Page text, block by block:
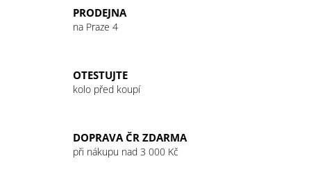
v
ý
p
PRODEJNA
na Praze 4
OTESTUJTE
kolo před koupí
DOPRAVA ČR ZDARMA
při nákupu nad 3 000 Kč